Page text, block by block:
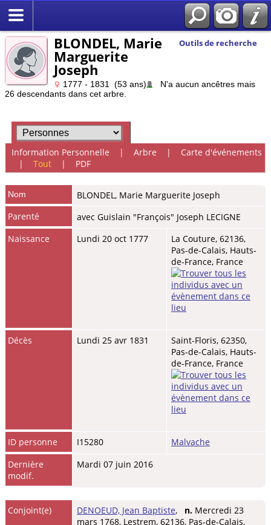
Outils de recherche
BLONDEL, Marie
Marguerite
Joseph
1777 - 1831 (53 ans)
N'a aucun ancêtres mais
26 descendants dans cet arbre.
Information Personnelle | Arbre | Carte d'événements
| Tout| PDF
Nom BLONDEL, Marie Marguerite Joseph
Parenté
avec Guislain "François" Joseph LECIGNE
Naissance
Lundi 20 oct 1777
La Couture, 62136,
Pas-de-Calais, Hauts-
de-France, France
Décès Lundi 25 avr 1831
Saint-Floris, 62350,
Pas-de-Calais, Hauts-
de-France, France
ID personne I15280
Malvache
Dernière
modif.
Mardi 07 juin 2016
Conjoint(e) DENOEUD, Jean Baptiste, n. Mercredi 23
mars 1768, Lestrem, 62136, Pas-de-Calais,